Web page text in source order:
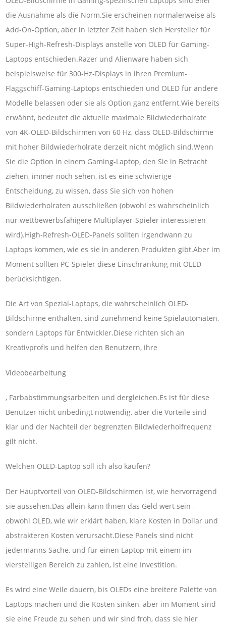
die Ausnahme als die Norm.Sie erscheinen normalerweise als
Add-On-Option, aber in letzter Zeit haben sich Hersteller für
Super-High-Refresh-Displays anstelle von OLED für Gaming-
Laptops entschieden.Razer und Alienware haben sich
beispielsweise für 300-Hz-Displays in ihren Premium-
Flaggschiff-Gaming-Laptops entschieden und OLED für andere
Modelle belassen oder sie als Option ganz entfernt.Wie bereits
erwähnt, bedeutet die aktuelle maximale Bildwiederholrate
von 4K-OLED-Bildschirmen von 60 Hz, dass OLED-Bildschirme
mit hoher Bildwiederholrate derzeit nicht möglich sind.Wenn
Sie die Option in einem Gaming-Laptop, den Sie in Betracht
ziehen, immer noch sehen, ist es eine schwierige
Entscheidung, zu wissen, dass Sie sich von hohen
Bildwiederholraten ausschließen (obwohl es wahrscheinlich
nur wettbewerbsfähigere Multiplayer-Spieler interessieren
wird).High-Refresh-OLED-Panels sollten irgendwann zu
Laptops kommen, wie es sie in anderen Produkten gibt.Aber im
Moment sollten PC-Spieler diese Einschränkung mit OLED
berücksichtigen.
Die Art von Spezial-Laptops, die wahrscheinlich OLED-
Bildschirme enthalten, sind zunehmend keine Spielautomaten,
sondern Laptops für Entwickler.Diese richten sich an
Kreativprofis und helfen den Benutzern, ihre
Videobearbeitung
, Farbabstimmungsarbeiten und dergleichen.Es ist für diese
Benutzer nicht unbedingt notwendig, aber die Vorteile sind
klar und der Nachteil der begrenzten Bildwiederholfrequenz
gilt nicht.
Welchen OLED-Laptop soll ich also kaufen?
Der Hauptvorteil von OLED-Bildschirmen ist, wie hervorragend
sie aussehen.Das allein kann Ihnen das Geld wert sein –
obwohl OLED, wie wir erklärt haben, klare Kosten in Dollar und
abstrakteren Kosten verursacht.Diese Panels sind nicht
jedermanns Sache, und für einen Laptop mit einem im
vierstelligen Bereich zu zahlen, ist eine Investition.
Es wird eine Weile dauern, bis OLEDs eine breitere Palette von
Laptops machen und die Kosten sinken, aber im Moment sind
sie eine Freude zu sehen und wir sind froh, dass sie hier